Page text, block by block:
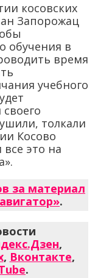
косовских
Запорожац
обучения в
время
учебного
толкали
Косово
это на
за материал
.
,
, Вконтакте,
.